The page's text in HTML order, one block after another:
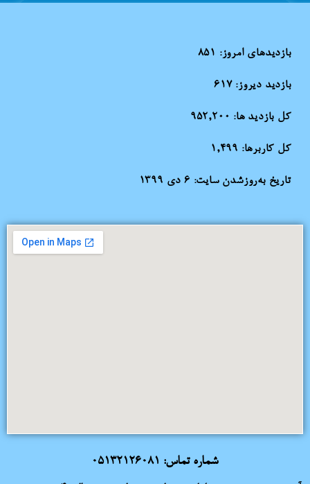
بازدیدهای امروز: 851
بازدید دیروز:617
کل بازدید ها: 952,200
کل کاربرها: 1,499
تاریخ به‌روزشدن سایت: ۶ دی ۱۳۹۹
شماره تماس: 05132126081